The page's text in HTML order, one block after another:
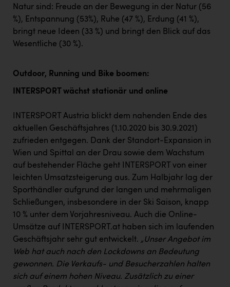
Natur sind: Freude an der Bewegung in der Natur (56
%), Entspannung (53%), Ruhe (47 %), Erdung (41 %),
bringt neue Ideen (33 %) und bringt den Blick auf das
Wesentliche (30 %).
Outdoor, Running und Bike boomen:
INTERSPORT wächst stationär und online
INTERSPORT Austria blickt dem nahenden Ende des
aktuellen Geschäftsjahres (1.10.2020 bis 30.9.2021)
zufrieden entgegen. Dank der Standort-Expansion in
Wien und Spittal an der Drau sowie dem Wachstum
auf bestehender Fläche geht INTERSPORT von einer
leichten Umsatzsteigerung aus. Zum Halbjahr lag der
Sporthändler aufgrund der langen und mehrmaligen
Schließungen, insbesondere in der Ski Saison, knapp
10 % unter dem Vorjahresniveau. Auch die Online-
Umsätze auf INTERSPORT.at haben sich im laufenden
Geschäftsjahr sehr gut entwickelt. „Unser Angebot im
Web hat auch nach den Lockdowns an Bedeutung
gewonnen. Die Verkaufs- und Besucherzahlen halten
sich auf einem hohen Niveau. Zusätzlich zu einer